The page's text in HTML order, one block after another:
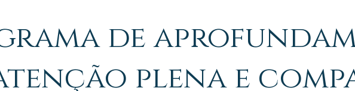
de
plena e